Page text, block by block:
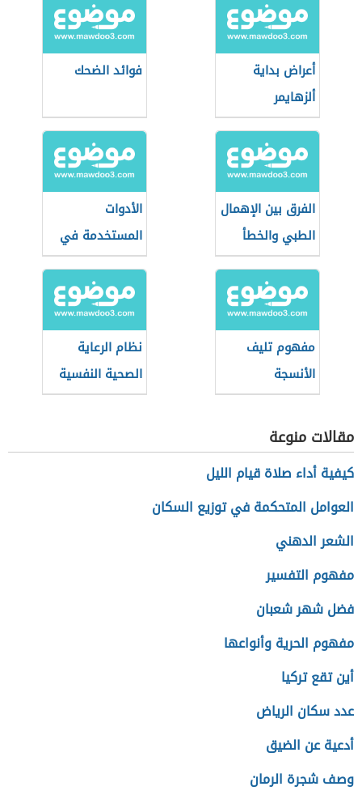
أعراض بداية
ألزهايمر
فوائد الضحك
الفرق بين الإهمال
الطبي والخطأ
الطبي
الأدوات
المستخدمة في
طب النساء
والتوليد
مفهوم تليف
الأنسجة
نظام الرعاية
الصحية النفسية
(نظام سعودي)
مقالات منوعة
كيفية أداء صلاة قيام الليل
العوامل المتحكمة في توزيع السكان
الشعر الدهني
مفهوم التفسير
فضل شهر شعبان
مفهوم الحرية وأنواعها
أين تقع تركيا
عدد سكان الرياض
أدعية عن الضيق
وصف شجرة الرمان